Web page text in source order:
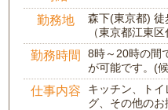
勤務地
森下(東京都) 徒
（東京都江東区
勤務時間
8時～20時の間
が可能です。(
仕事内容
キッチン、ト
グ、その他のお